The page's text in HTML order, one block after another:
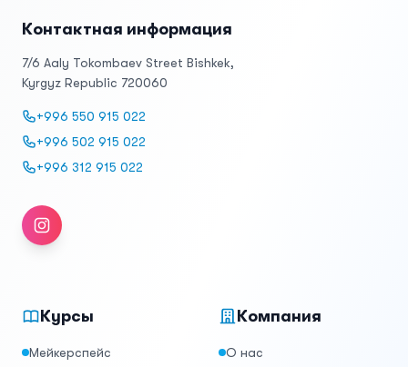
Контактная информация
7/6 Aaly Tokombaev Street Bishkek,
Kyrgyz Republic 720060
+996 550 915 022
+996 502 915 022
+996 312 915 022
Instagram
Курсы
Мейкерспейс
Компания
О нас